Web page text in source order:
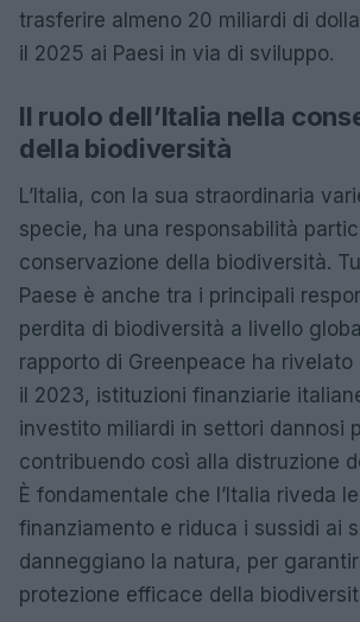
trasferire almeno 20 miliardi di
il 2025 ai Paesi in via di sviluppo.
Il ruolo dell’Italia nella
della biodiversità
L’Italia, con la sua straordinaria
specie, ha una responsabilità
conservazione della biodiversità.
Paese è anche tra i principali
perdita di biodiversità a livello
rapporto di Greenpeace ha rivelato
il 2023, istituzioni finanziarie
investito miliardi in settori dannosi
contribuendo così alla distruzione
È fondamentale che l’Italia riveda
finanziamento e riduca i sussidi ai
danneggiano la natura, per
protezione efficace della